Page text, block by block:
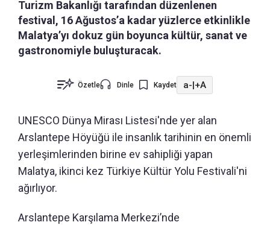
Turizm Bakanlığı tarafından düzenlenen
festival, 16 Ağustos’a kadar yüzlerce etkinlikle
Malatya’yı dokuz gün boyunca kültür, sanat ve
gastronomiyle buluşturacak.
Özetle Dinle Kaydet a-|+A
UNESCO Dünya Mirası Listesi'nde yer alan
Arslantepe Höyüğü ile insanlık tarihinin en önemli
yerleşimlerinden birine ev sahipliği yapan
Malatya, ikinci kez Türkiye Kültür Yolu Festivali'ni
ağırlıyor.
Arslantepe Karşılama Merkezi’nde